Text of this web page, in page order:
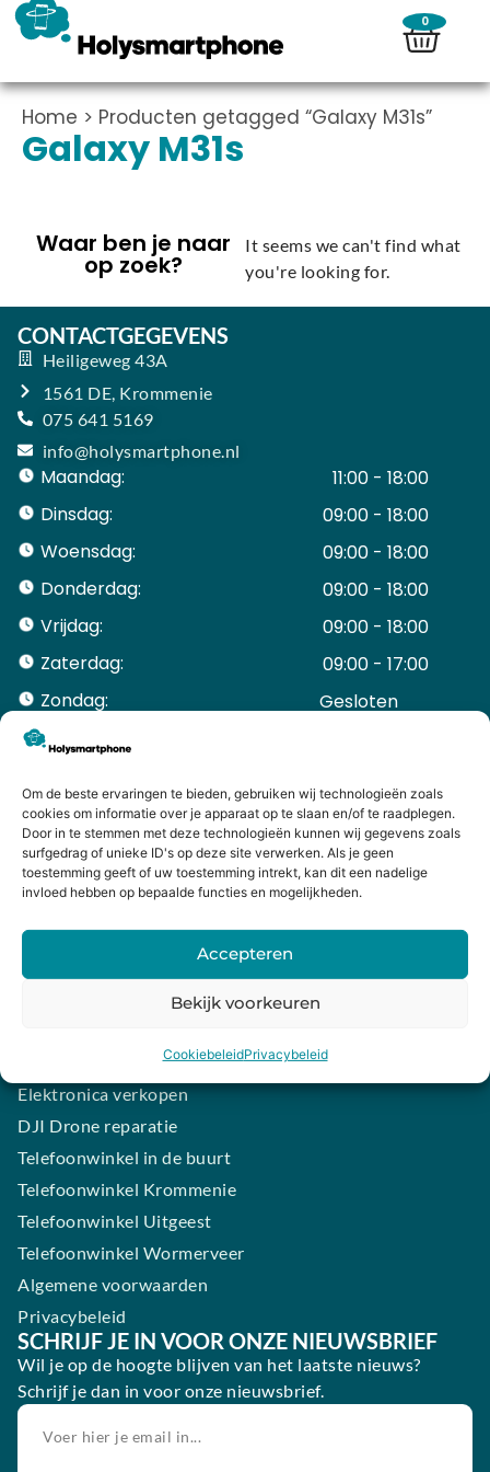
Om de beste ervaringen te bieden, gebruiken wij technologieën zoals
cookies om informatie over je apparaat op te slaan en/of te raadplegen.
Door in te stemmen met deze technologieën kunnen wij gegevens zoals
surfgedrag of unieke ID's op deze site verwerken. Als je geen
toestemming geeft of uw toestemming intrekt, kan dit een nadelige
invloed hebben op bepaalde functies en mogelijkheden.
Accepteren
Bekijk voorkeuren
CookiebeleidPrivacybeleid
0
Home > Producten getagged “Galaxy M31s”
Galaxy M31s
Waar ben je naar
op zoek?
It seems we can't find what
you're looking for.
CONTACTGEGEVENS
Heiligeweg 43A
1561 DE, Krommenie
075 641 5169
info@holysmartphone.nl
Maandag:
11:00 - 18:00
Dinsdag:
09:00 - 18:00
Woensdag:
09:00 - 18:00
Donderdag:
09:00 - 18:00
Vrijdag:
09:00 - 18:00
Zaterdag:
09:00 - 17:00
Zondag:
Gesloten ​ ​ ​ ​ ​ ​ ​
ACCOUNT
Mijn Account
Bestellingen
Mijn winkelwagen
HANDIGE LINKS
Levering en retourneren
Garantie
Contact
Samsung smartphone laten maken
Elektronica verkopen
DJI Drone reparatie
Telefoonwinkel in de buurt
Telefoonwinkel Krommenie
Telefoonwinkel Uitgeest
Telefoonwinkel Wormerveer
Algemene voorwaarden
Privacybeleid
SCHRIJF JE IN VOOR ONZE NIEUWSBRIEF
Wil je op de hoogte blijven van het laatste nieuws?
Schrijf je dan in voor onze nieuwsbrief.